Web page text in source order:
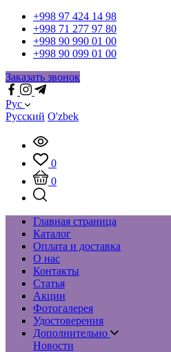
+998 97 424 14 98
+998 71 277 97 80
+998 90 990 01 00
+998 90 099 01 00
Заказать звонок
Рус
Русский O'zbek
0
0
Главная страница
Каталог
Оплата и доставка
О нас
Контакты
Статья
Акции
Фотогалерея
Удостоверения
Дополнительно
Новости